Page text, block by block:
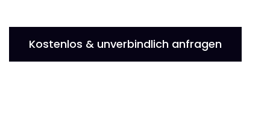
Kostenlos & unverbindlich anfragen